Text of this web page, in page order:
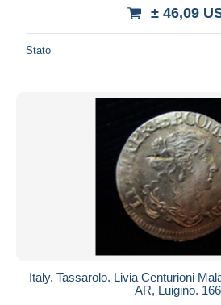
± 46,09
Stato
Italy. Tassarolo. Livia Centurioni
AR, Luigino.